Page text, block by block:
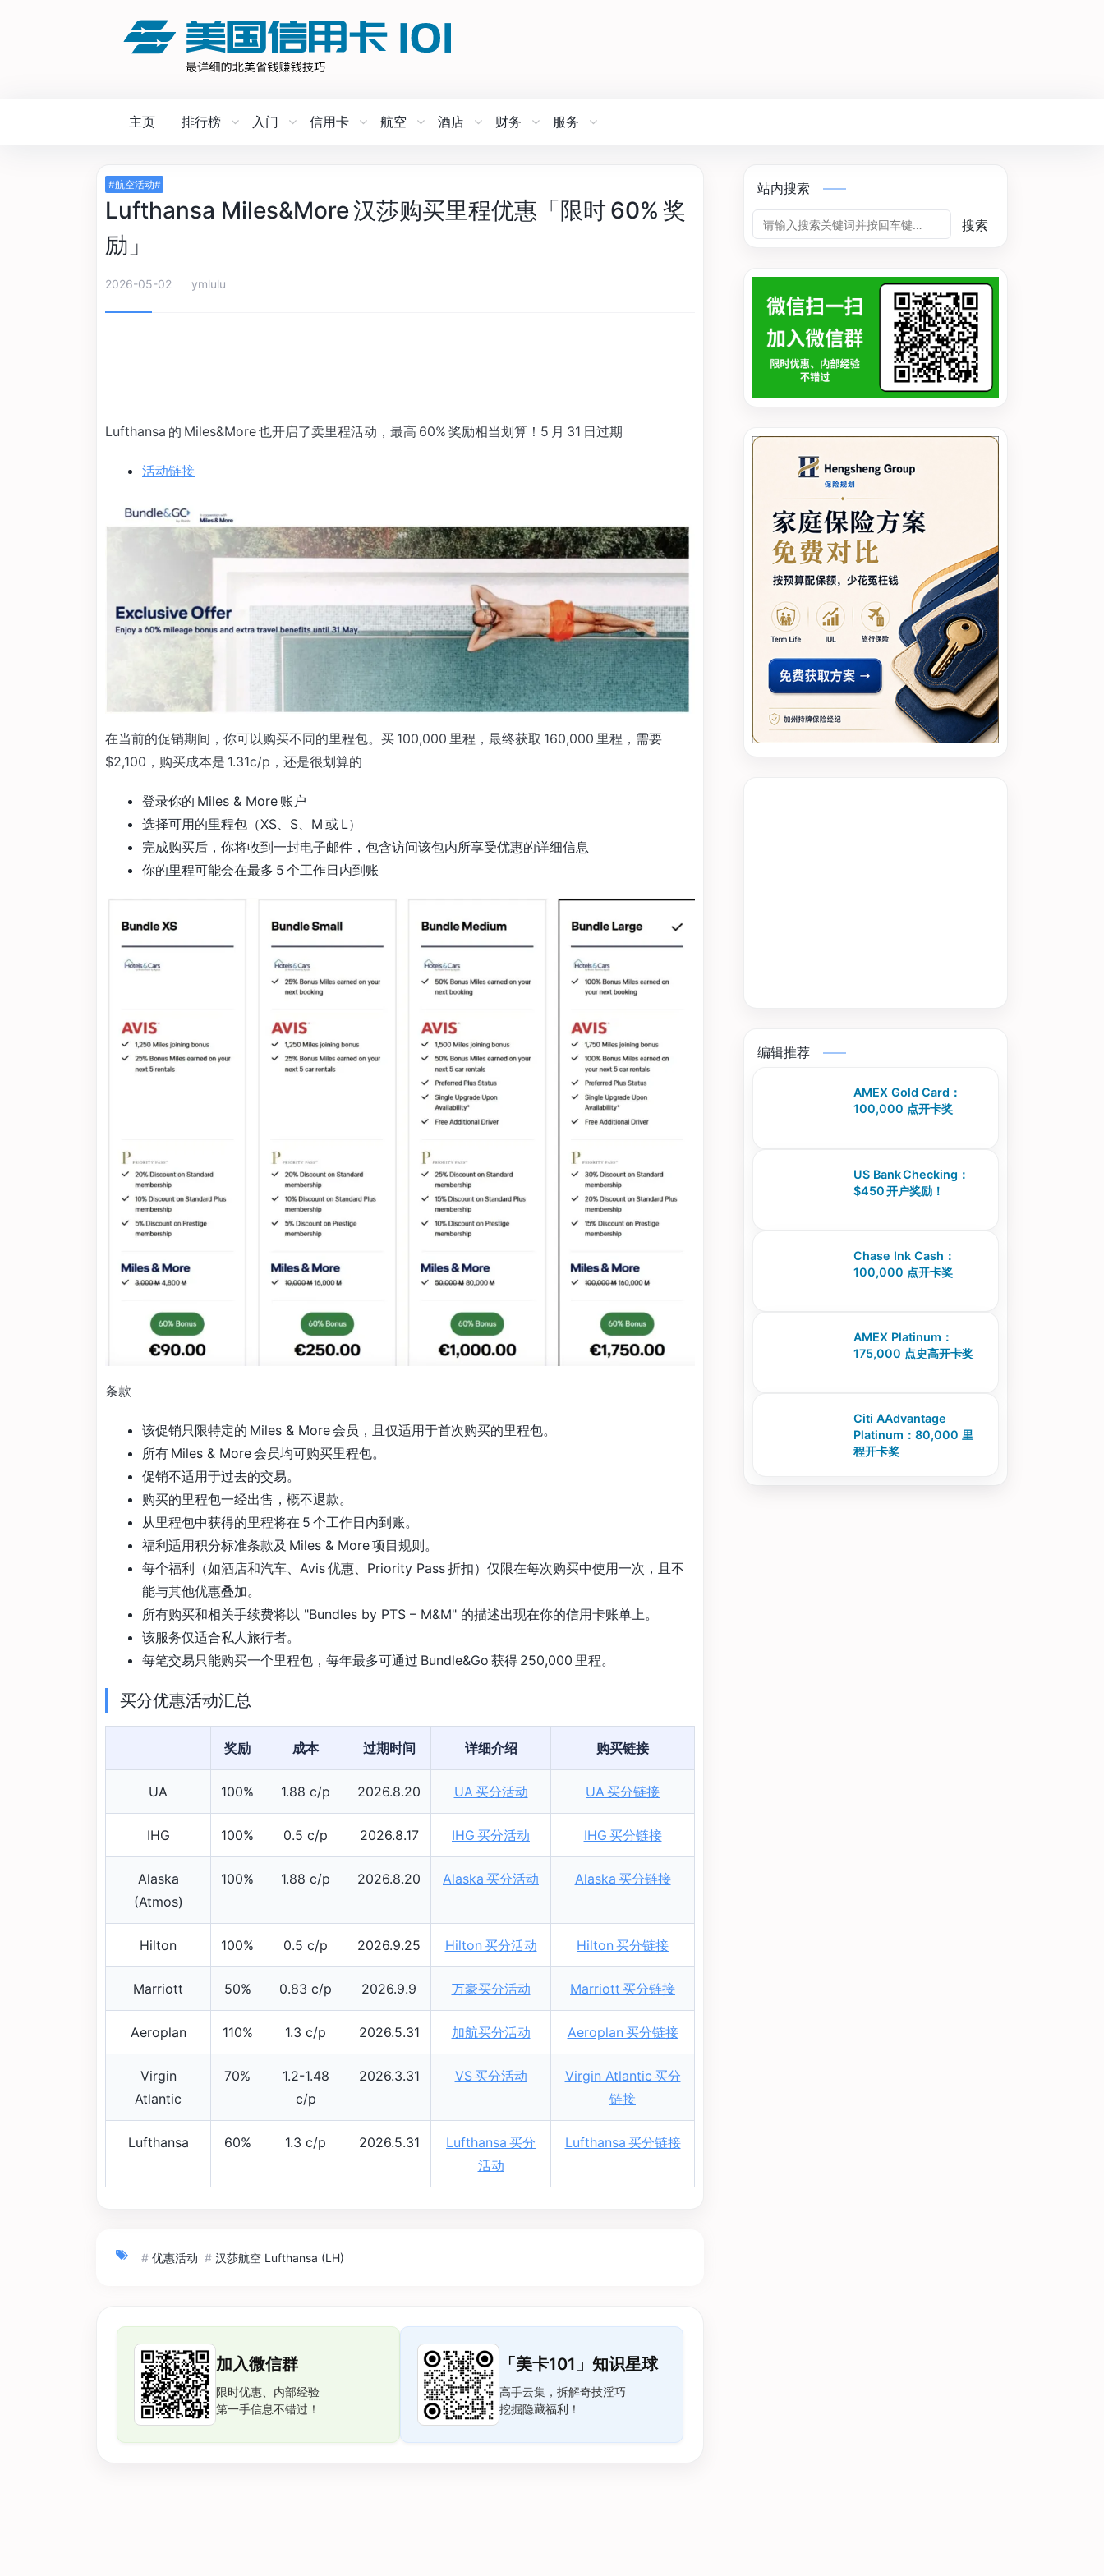
主页 排行榜 入门 信用卡 航空 酒店 财务 服务
#航空活动#
Lufthansa Miles&More 汉莎购买里程优惠「限时 60% 奖
励」
2026-05-02 ymlulu
Lufthansa 的 Miles&More 也开启了卖里程活动，最高 60% 奖励相当划算！5 月 31 日过期
活动链接
在当前的促销期间，你可以购买不同的里程包。买 100,000 里程，最终获取 160,000 里程，需要
$2,100，购买成本是 1.31c/p，还是很划算的
登录你的 Miles & More 账户
选择可用的里程包（XS、S、M 或 L）
完成购买后，你将收到一封电子邮件，包含访问该包内所享受优惠的详细信息
你的里程可能会在最多 5 个工作日内到账
条款
该促销只限特定的 Miles & More 会员，且仅适用于首次购买的里程包。
所有 Miles & More 会员均可购买里程包。
促销不适用于过去的交易。
购买的里程包一经出售，概不退款。
从里程包中获得的里程将在 5 个工作日内到账。
福利适用积分标准条款及 Miles & More 项目规则。
每个福利（如酒店和汽车、Avis 优惠、Priority Pass 折扣）仅限在每次购买中使用一次，且不
能与其他优惠叠加。
所有购买和相关手续费将以 "Bundles by PTS – M&M" 的描述出现在你的信用卡账单上。
该服务仅适合私人旅行者。
每笔交易只能购买一个里程包，每年最多可通过 Bundle&Go 获得 250,000 里程。
买分优惠活动汇总
奖励 成本 过期时间 详细介绍 购买链接
UA 100% 1.88 c/p 2026.8.20 UA 买分活动 UA 买分链接
IHG 100% 0.5 c/p 2026.8.17 IHG 买分活动 IHG 买分链接
Alaska
(Atmos)
100% 1.88 c/p 2026.8.20 Alaska 买分活动 Alaska 买分链接
Hilton 100% 0.5 c/p 2026.9.25 Hilton 买分活动 Hilton 买分链接
Marriott 50% 0.83 c/p 2026.9.9 万豪买分活动 Marriott 买分链接
Aeroplan 110% 1.3 c/p 2026.5.31 加航买分活动 Aeroplan 买分链接
Virgin
Atlantic
70%
1.2-1.48
c/p
2026.3.31 VS 买分活动
Virgin Atlantic 买分
链接
Lufthansa 60% 1.3 c/p 2026.5.31
Lufthansa 买分
活动
Lufthansa 买分链接
# 优惠活动 # 汉莎航空 Lufthansa (LH)
加入微信群
限时优惠、内部经验
第一手信息不错过！
「美卡101」知识星球
高手云集，拆解奇技淫巧
挖掘隐藏福利！
站内搜索
搜索
编辑推荐
AMEX Gold Card：
100,000 点开卡奖
US Bank Checking：
$450 开户奖励！
Chase Ink Cash：
100,000 点开卡奖
AMEX Platinum：
175,000 点史高开卡奖
Citi AAdvantage
Platinum：80,000 里
程开卡奖